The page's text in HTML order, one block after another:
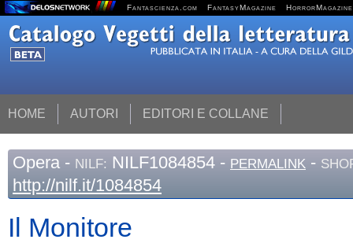
Fantascienza.com FantasyMagazine HorrorMagazine
HOME AUTORI EDITORI E COLLANE
Opera - NILF: NILF1084854 - PERMALINK -
http://nilf.it/1084854
Il Monitore